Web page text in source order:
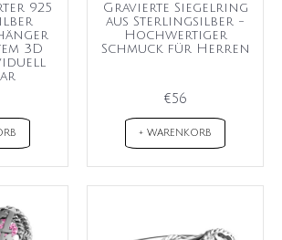
925
3D
Gravierte Siegelring
aus Sterlingsilber -
Hochwertiger
Schmuck für Herren
€56
+ WARENKORB